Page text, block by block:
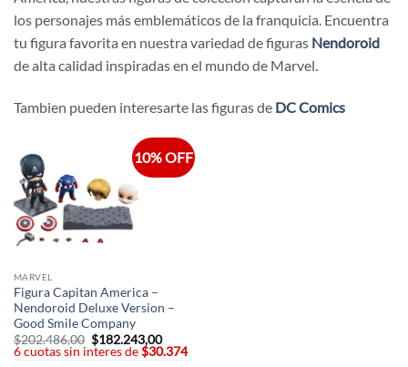
los personajes más emblemáticos de la franquicia. Encuentra
tu figura favorita en nuestra variedad de figuras Nendoroid
de alta calidad inspiradas en el mundo de Marvel.
Tambien pueden interesarte las figuras de DC Comics
10% OFF
MARVEL
Figura Capitan America –
Nendoroid Deluxe Version –
Good Smile Company
$202.486,00 El
precio
$182.243,00El
precio
6 cuotas sin interes de$30.374